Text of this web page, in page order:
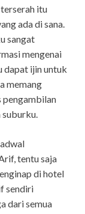
itu
ada di sana.
sangat
mengenai
dapat ijin untuk
memang
pengambilan
suburku.
tentu saja
di hotel
sendiri
dari semua